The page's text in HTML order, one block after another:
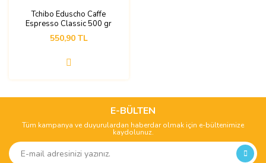
Tchibo Eduscho Caffe
Espresso Classic 500 gr
550,90 TL
E-BÜLTEN
Tüm kampanya ve duyurulardan haberdar olmak için e-bültenimize
kaydolunuz.